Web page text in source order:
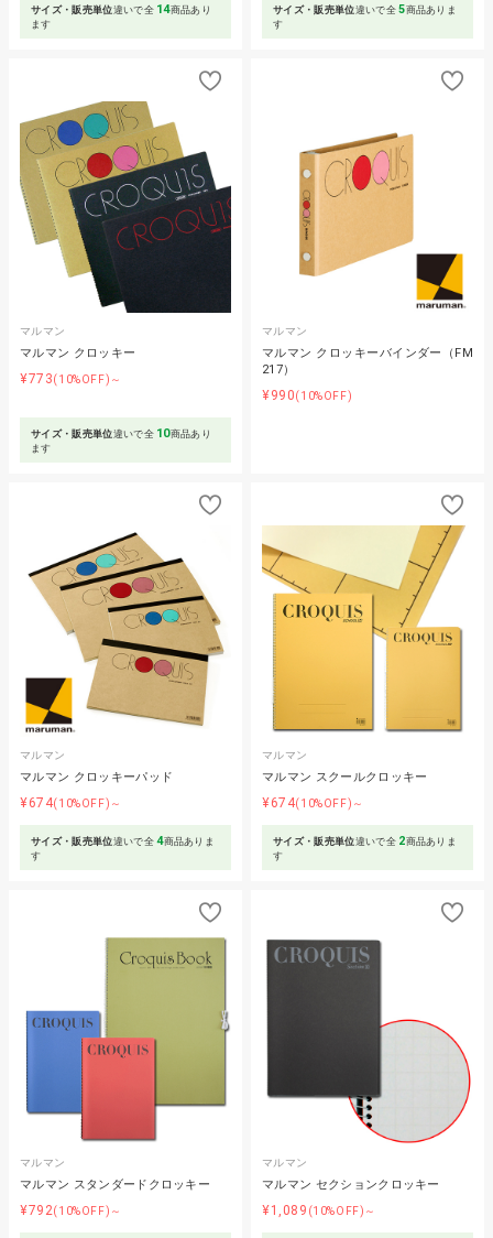
サイズ・販売単位違いで全 14商品あり
ます
サイズ・販売単位違いで全5商品ありま
す
マルマン
マルマン クロッキー
¥773(10%OFF)～
サイズ・販売単位違いで全 10商品あり
ます
マルマン
マルマン クロッキーバインダー（FM
217）
¥990(10%OFF)
マルマン
マルマン クロッキーパッド
¥674(10%OFF)～
サイズ・販売単位違いで全4商品ありま
す
マルマン
マルマン スクールクロッキー
¥674(10%OFF)～
サイズ・販売単位違いで全 2商品ありま
す
マルマン
マルマン スタンダードクロッキー
¥792(10%OFF)～
マルマン
マルマン セクションクロッキー
¥1,089 (10%OFF)～